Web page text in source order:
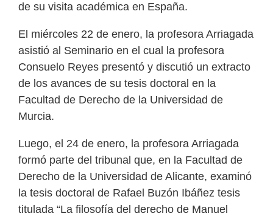
de su visita académica en España.
El miércoles 22 de enero, la profesora Arriagada
asistió al Seminario en el cual la profesora
Consuelo Reyes presentó y discutió un extracto
de los avances de su tesis doctoral en la
Facultad de Derecho de la Universidad de
Murcia.
Luego, el 24 de enero, la profesora Arriagada
formó parte del tribunal que, en la Facultad de
Derecho de la Universidad de Alicante, examinó
la tesis doctoral de Rafael Buzón Ibáñez tesis
titulada “La filosofía del derecho de Manuel